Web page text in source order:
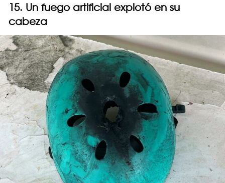
15. Un fuego artificial explotó en su
cabeza